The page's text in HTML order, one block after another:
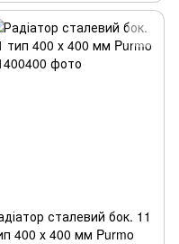
сталевий бок. 11
400 х 400 мм Purmo